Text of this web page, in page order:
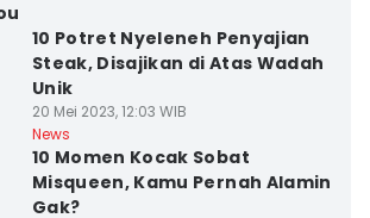
10 Potret Nyeleneh Penyajian
Steak, Disajikan di Atas Wadah
Unik
20 Mei 2023, 12:03 WIB
News
10 Momen Kocak Sobat
Misqueen, Kamu Pernah Alamin
Gak?